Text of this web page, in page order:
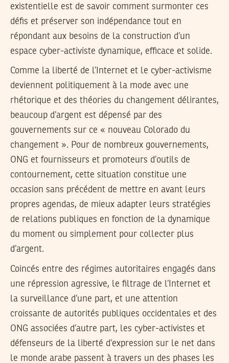
existentielle est de savoir comment surmonter ces
défis et préserver son indépendance tout en
répondant aux besoins de la construction d’un
espace cyber-activiste dynamique, efficace et solide.
Comme la liberté de l’Internet et le cyber-activisme
deviennent politiquement à la mode avec une
rhétorique et des théories du changement délirantes,
beaucoup d’argent est dépensé par des
gouvernements sur ce « nouveau Colorado du
changement ». Pour de nombreux gouvernements,
ONG et fournisseurs et promoteurs d’outils de
contournement, cette situation constitue une
occasion sans précédent de mettre en avant leurs
propres agendas, de mieux adapter leurs stratégies
de relations publiques en fonction de la dynamique
du moment ou simplement pour collecter plus
d’argent.
Coincés entre des régimes autoritaires engagés dans
une répression agressive, le filtrage de l’Internet et
la surveillance d’une part, et une attention
croissante de autorités publiques occidentales et des
ONG associées d’autre part, les cyber-activistes et
défenseurs de la liberté d’expression sur le net dans
le monde arabe passent à travers un des phases les